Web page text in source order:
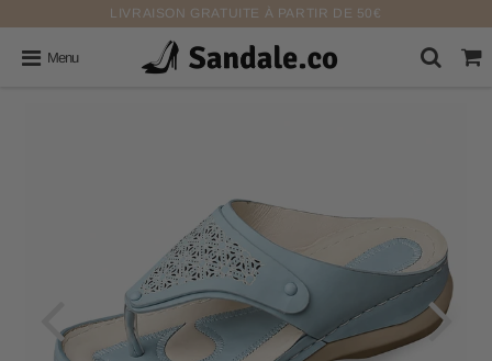
LIVRAISON GRATUITE À PARTIR DE 50€
Menu